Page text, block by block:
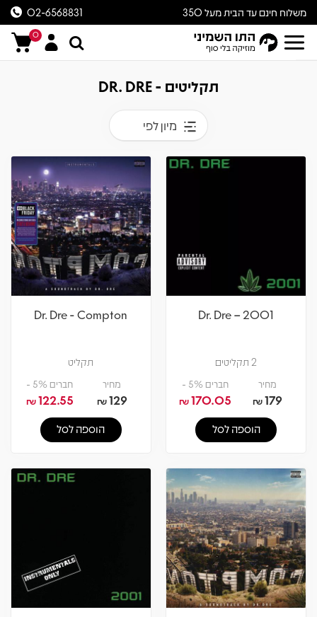
משלוח חינם עד הבית מעל 350
ש״ח
02-6568831
0
תקליטים - DR. DRE
מיון לפי
Dr. Dre – 2001
2 תקליטים
מחיר
179
₪
חברים 5% -
170.05
₪
הוספה לסל
Dr. Dre - Compton
תקליט
מחיר
129
₪
חברים 5% -
122.55
₪
הוספה לסל